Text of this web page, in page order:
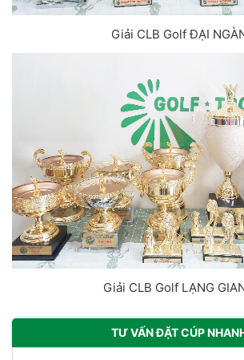
Giải CLB Golf ĐẠI
Giải CLB Golf LẠNG
TƯ VẤN ĐẶT CÚP